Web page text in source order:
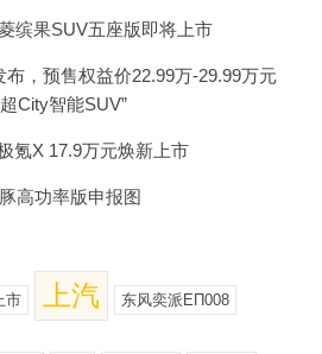
缤果SUV五座版即将上市
，预售权益价22.99万-29.99万元
City智能SUV”
氪X 17.9万元焕新上市
高功率版申报图
市 上汽 东风奕派EΠ008